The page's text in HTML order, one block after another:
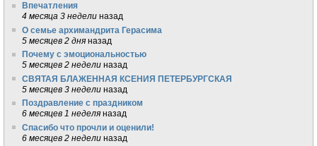
Впечатления
4 месяца 3 недели назад
О семье архимандрита Герасима
5 месяцев 2 дня назад
Почему с эмоциональностью
5 месяцев 2 недели назад
СВЯТАЯ БЛАЖЕННАЯ КСЕНИЯ ПЕТЕРБУРГСКАЯ
5 месяцев 3 недели назад
Поздравление с праздником
6 месяцев 1 неделя назад
Спасибо что прочли и оценили!
6 месяцев 2 недели назад